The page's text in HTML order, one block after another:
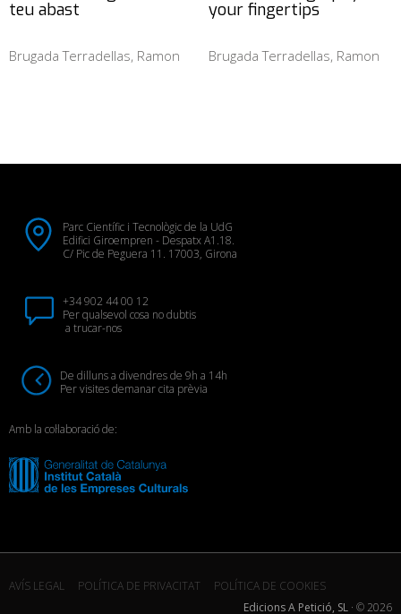
teu abast
Brugada Terradellas, Ramon
your fingertips
Brugada Terradellas, Ramon
Parc Científic i Tecnològic de la UdG
Edifici Giroempren - Despatx A1.18.
C/ Pic de Peguera 11. 17003, Girona
+34 902 44 00 12
Per qualsevol cosa no dubtis
a trucar-nos
De dilluns a divendres de 9h a 14h
Per visites demanar cita prèvia
Amb la col·laboració de:
AVÍS LEGAL POLÍTICA DE PRIVACITAT
POLÍTICA DE COOKIES
Edicions A Petició, SL · ©2026